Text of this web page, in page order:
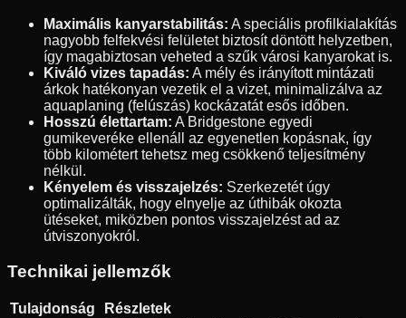
Maximális kanyarstabilitás: A speciális profilkialakítás
nagyobb felfekvési felületet biztosít döntött helyzetben,
így magabiztosan veheted a szűk városi kanyarokat is.
Kiváló vizes tapadás: A mély és irányított mintázati
árkok hatékonyan vezetik el a vizet, minimalizálva az
aquaplaning (felúszás) kockázatát esős időben.
Hosszú élettartam: A Bridgestone egyedi
gumikeveréke ellenáll az egyenetlen kopásnak, így
több kilométert tehetsz meg csökkenő teljesítmény
nélkül.
Kényelem és visszajelzés: Szerkezetét úgy
optimalizálták, hogy elnyelje az úthibák okozta
ütéseket, miközben pontos visszajelzést ad az
útviszonyokról.
Technikai jellemzők
Tulajdonság
Részletek